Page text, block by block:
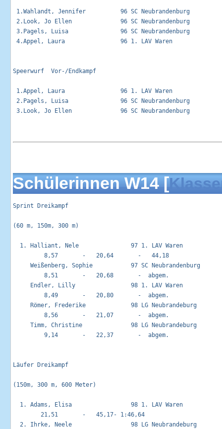
1.Wahlandt, Jennifer          96 SC Neubrandenburg
2.Look, Jo Ellen              96 SC Neubrandenburg
3.Pagels, Luisa               96 SC Neubrandenburg
4.Appel, Laura                96 1. LAV Waren
Speerwurf  Vor-/Endkampf
1.Appel, Laura                96 1. LAV Waren
2.Pagels, Luisa               96 SC Neubrandenburg
3.Look, Jo Ellen              96 SC Neubrandenburg
Schülerinnen W14 [
Sprint Dreikampf
(60 m, 150m, 300 m)
1. Halliant, Nele               97 1. LAV Waren
         8,57       -   20,64       -   44,18
Weißenberg, Sophie           97 SC
         8,51       -   20,68       -  abgem.
Endler, Lilly                98 1. LAV
         8,49       -   20,80       -  abgem.
Römer, Frederike             98 LG
         8,56       -   21,07       -  abgem.
Timm, Christine              98 LG
         9,14       -   22,37       -  abgem.
Läufer Dreikampf
(150m, 300 m, 600 Meter)
1. Adams, Elisa                 98 1. LAV Waren
        21,51       -   45,17- 1:46,64
2. Ihrke, Neele                 98 LG Neubrandeburg